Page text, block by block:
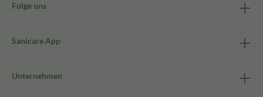
Folge uns
Sanicare App
Unternehmen